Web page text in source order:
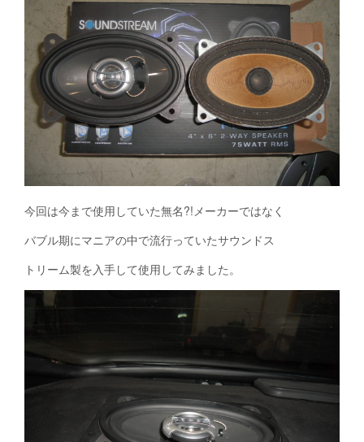
今回は今まで使用していた無名?!メーカーではなく
バブル期にマニアの中で流行っていたサウンドス
トリーム製を入手して使用してみました。